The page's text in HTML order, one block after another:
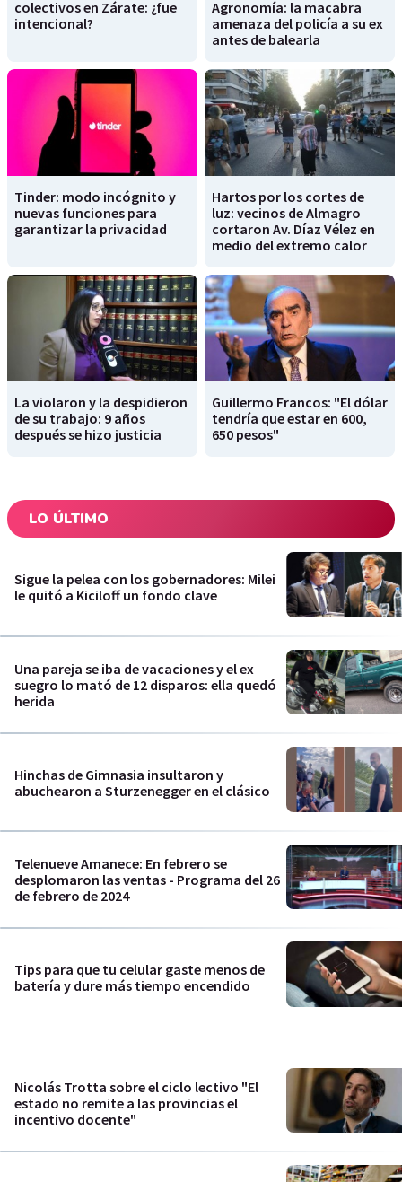
colectivos en Zárate: ¿fue
intencional?
Agronomía: la macabra
amenaza del policía a su ex
antes de balearla
Tinder: modo incógnito y
nuevas funciones para
garantizar la privacidad
Hartos por los cortes de
luz: vecinos de Almagro
cortaron Av. Díaz Vélez en
medio del extremo calor
La violaron y la despidieron
de su trabajo: 9 años
después se hizo justicia
Guillermo Francos: "El dólar
tendría que estar en 600,
650 pesos"
LO ÚLTIMO
Sigue la pelea con los gobernadores: Milei
le quitó a Kiciloff un fondo clave
Una pareja se iba de vacaciones y el ex
suegro lo mató de 12 disparos: ella quedó
herida
Hinchas de Gimnasia insultaron y
abuchearon a Sturzenegger en el clásico
Telenueve Amanece: En febrero se
desplomaron las ventas - Programa del 26
de febrero de 2024
Tips para que tu celular gaste menos de
batería y dure más tiempo encendido
Nicolás Trotta sobre el ciclo lectivo "El
estado no remite a las provincias el
incentivo docente"